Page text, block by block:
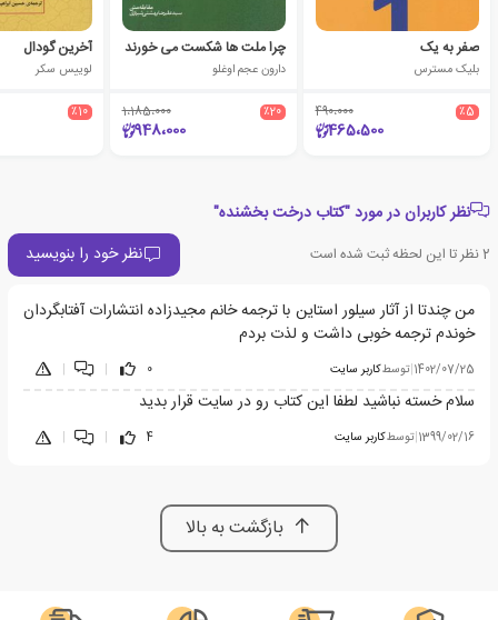
صفر به یک
بلیک مسترس
٪5 490،000
465،500
چرا ملت ها شکست می خورند
دارون عجم اوغلو
٪20 1،185،000
948،000
آخرین گودال
لوییس سکر
٪10
نظر کاربران در مورد "کتاب درخت بخشنده"
2نظر تا این لحظه ثبت شده است نظر خود را بنویسید
من چندتا از آثار سیلور استاین با ترجمه خانم مجیدزاده انتشارات آفتابگردان
خوندم ترجمه خوبی داشت و لذت بردم
1402/07/25
|توسطکاربر سایت 0
|
|
سلام خسته نباشید لطفا این کتاب رو در سایت قرار بدید
1399/02/16
|توسطکاربر سایت 4
|
|
بازگشت به بالا